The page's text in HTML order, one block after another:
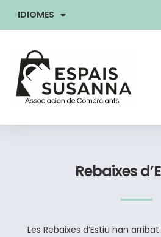
IDIOMES
Rebaixes
Les Rebaixes d’Estiu han